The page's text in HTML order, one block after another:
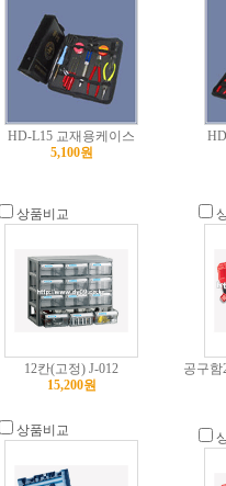
HD-L15 교재용케이스
5,100원
상품비교
12칸(고정) J-012
15,200원
공구함
상품비교